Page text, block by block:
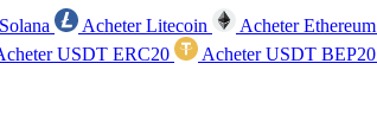
Acheter Litecoin Acheter Ethereum
USDT ERC20 Acheter USDT BEP20